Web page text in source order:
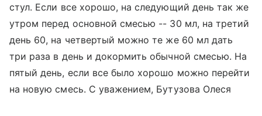
стул. Если все хорошо, на следующий день так же
утром перед основной смесью -- 30 мл, на третий
день 60, на четвертый можно те же 60 мл дать
три раза в день и докормить обычной смесью. На
пятый день, если все было хорошо можно перейти
на новую смесь. С уважением, Бутузова Олеся